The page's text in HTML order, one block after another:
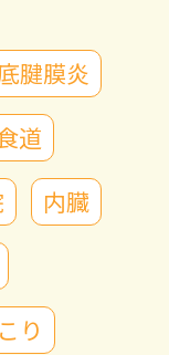
腱膜炎
道
内臓
り